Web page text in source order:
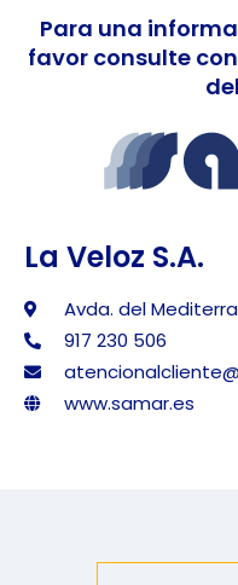
Para una
favor consulte
La Veloz S.A.
Avda. del
917 230 506
www.samar.es